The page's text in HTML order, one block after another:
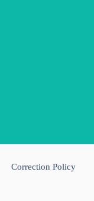
Correction Policy